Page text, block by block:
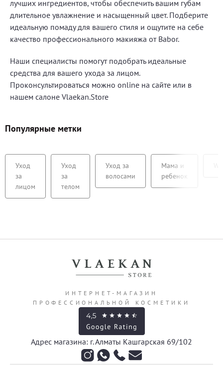
лучших ингредиентов, чтобы обеспечить вашим губам
длительное увлажнение и насыщенный цвет. Подберите
идеальную помаду для вашего стиля и ощутите на себе
качество профессионального макияжа от Babor.
Наши специалисты помогут подобрать идеальные
средства для вашего ухода за лицом.
Проконсультироваться можно online на сайте или в
нашем салоне Vlaekan.Store
Популярные метки
Уход
за
лицом
Уход
за
телом
Уход за
волосами
Мама и
ребенок
ИНТЕРНЕТ-МАГАЗИН
ПРОФЕССИОНАЛЬНОЙ КОСМЕТИКИ
Адрес магазина: г. Алматы Кашгарская 69/102